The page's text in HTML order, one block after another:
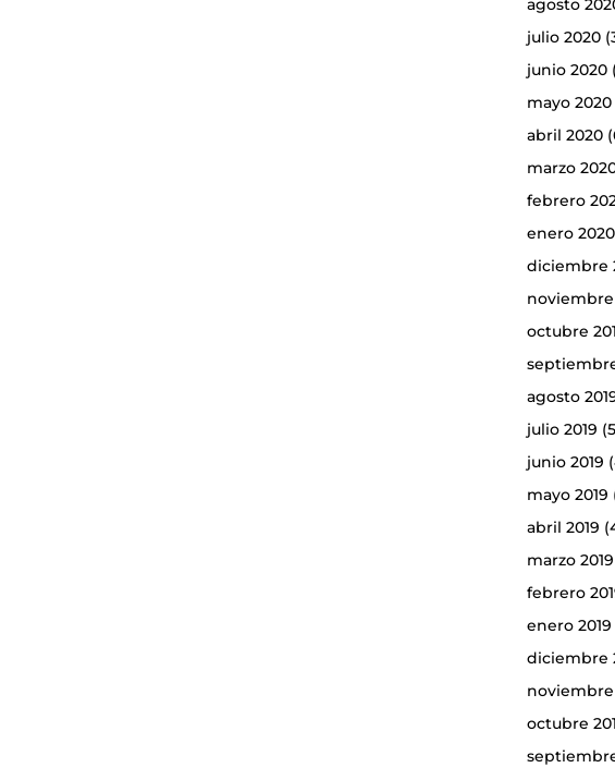
agosto
julio 2020
junio 2020
mayo 2020
abril 2020
marzo
febrero
enero 2020
diciembre
noviembre
octubre
agosto
julio 2019
junio 2019
mayo 2019
abril 2019
marzo 2019
febrero
enero 2019
diciembre
noviembre
octubre